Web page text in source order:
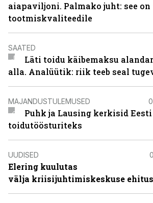
aiapaviljoni. Palmako juht: see
tootmiskvaliteedile
SAATED
Läti toidu käibemaksu
alla. Analüütik: riik teeb seal
MAJANDUSTULEMUSED
Puhk ja Lausing kerkisid
toidutöösturiteks
UUDISED
Elering kuulutas
välja kriisijuhtimiskeskuse